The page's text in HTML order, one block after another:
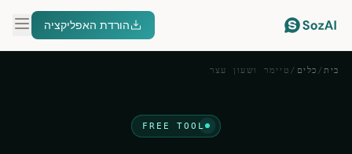
הורדת האפליקציה
בית / כלים / טיימר ושעון עצר
FREE TOOL